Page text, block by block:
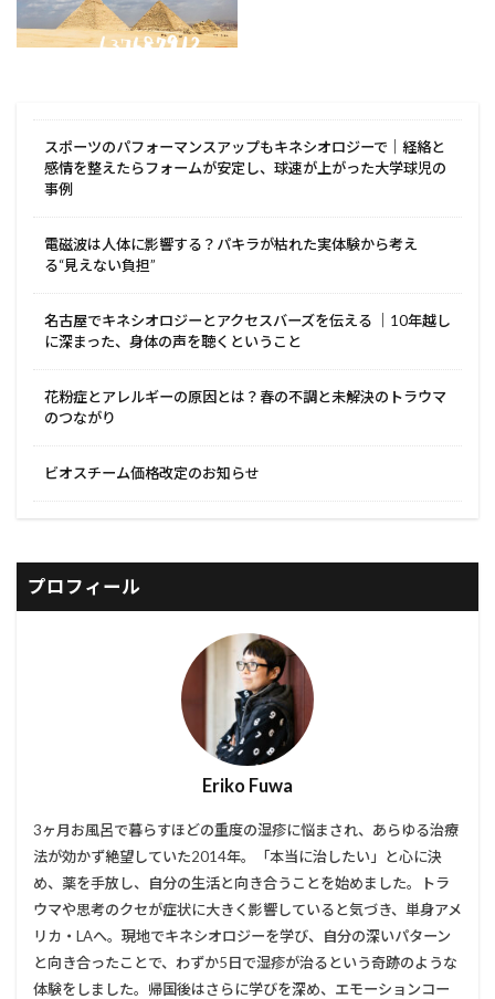
スポーツのパフォーマンスアップもキネシオロジーで｜経絡と
感情を整えたらフォームが安定し、球速が上がった大学球児の
事例
電磁波は人体に影響する？パキラが枯れた実体験から考え
る“見えない負担”
名古屋でキネシオロジーとアクセスバーズを伝える ｜10年越し
に深まった、身体の声を聴くということ
花粉症とアレルギーの原因とは？春の不調と未解決のトラウマ
のつながり
ビオスチーム価格改定のお知らせ
プロフィール
Eriko Fuwa
3ヶ月お風呂で暮らすほどの重度の湿疹に悩まされ、あらゆる治療
法が効かず絶望していた2014年。「本当に治したい」と心に決
め、薬を手放し、自分の生活と向き合うことを始めました。トラ
ウマや思考のクセが症状に大きく影響していると気づき、単身アメ
リカ・LAへ。現地でキネシオロジーを学び、自分の深いパターン
と向き合ったことで、わずか5日で湿疹が治るという奇跡のような
体験をしました。帰国後はさらに学びを深め、エモーションコー